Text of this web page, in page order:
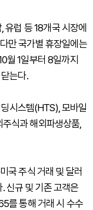
유럽 등 18개국 시장에
만 국가별 휴장일에는
월 1일부터 8일까지
는다.
시스템(HTS), 모바일
식과 해외파생상품,
국 주식 거래 및 달러
신규 및 기존 고객은
를 통해 거래 시 수수